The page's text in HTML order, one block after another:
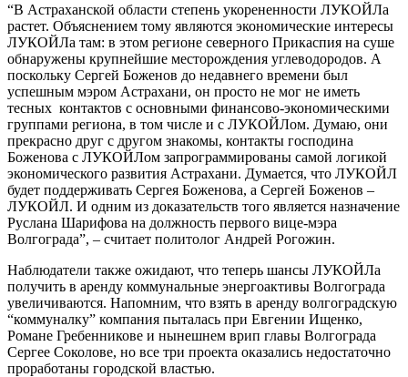
“В Астраханской области степень укорененности ЛУКОЙЛа
растет. Объяснением тому являются экономические интересы
ЛУКОЙЛа там: в этом регионе северного Прикаспия на суше
обнаружены крупнейшие месторождения углеводородов. А
поскольку Сергей Боженов до недавнего времени был
успешным мэром Астрахани, он просто не мог не иметь
тесных контактов с основными финансово-экономическими
группами региона, в том числе и с ЛУКОЙЛом. Думаю, они
прекрасно друг с другом знакомы, контакты господина
Боженова с ЛУКОЙЛом запрограммированы самой логикой
экономического развития Астрахани. Думается, что ЛУКОЙЛ
будет поддерживать Сергея Боженова, а Сергей Боженов –
ЛУКОЙЛ. И одним из доказательств того является назначение
Руслана Шарифова на должность первого вице-мэра
Волгограда”, – считает политолог Андрей Рогожин.
Наблюдатели также ожидают, что теперь шансы ЛУКОЙЛа
получить в аренду коммунальные энергоактивы Волгограда
увеличиваются. Напомним, что взять в аренду волгоградскую
“коммуналку” компания пыталась при Евгении Ищенко,
Романе Гребенникове и нынешнем врип главы Волгограда
Сергее Соколове, но все три проекта оказались недостаточно
проработаны городской властью.